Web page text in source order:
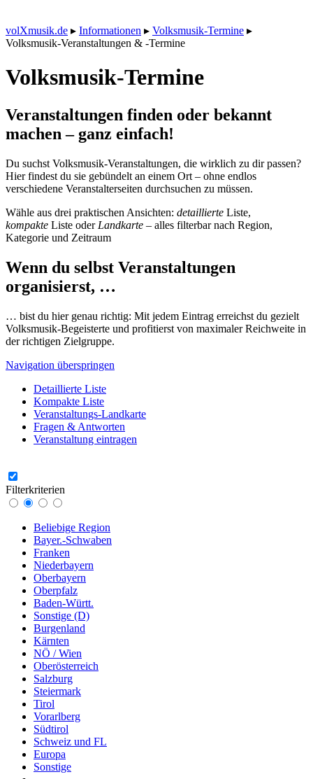
volXmusik.de ▸ Informationen ▸ Volksmusik-Termine ▸
Volksmusik-Veranstaltungen & -Termine
Volksmusik-Termine
Veranstaltungen finden oder bekannt
machen – ganz einfach!
Du suchst Volksmusik-Veranstaltungen, die wirklich zu dir passen?
Hier findest du sie gebündelt an einem Ort – ohne endlos
verschiedene Veranstalterseiten durchsuchen zu müssen.
Wähle aus drei praktischen Ansichten: detaillierte Liste,
kompakte Liste oder Landkarte – alles filterbar nach Region,
Kategorie und Zeitraum
Wenn du selbst Veranstaltungen
organisierst, …
… bist du hier genau richtig: Mit jedem Eintrag erreichst du gezielt
Volksmusik-Begeisterte und profitierst von maximaler Reichweite in
der richtigen Zielgruppe.
Navigation überspringen
Detaillierte Liste
Kompakte Liste
Veranstaltungs-Landkarte
Fragen & Antworten
Veranstaltung eintragen
Filterkriterien
Beliebige Region
Bayer.-Schwaben
Franken
Niederbayern
Oberbayern
Oberpfalz
Baden-Württ.
Sonstige (D)
Burgenland
Kärnten
NÖ / Wien
Oberösterreich
Salzburg
Steiermark
Tirol
Vorarlberg
Südtirol
Schweiz und FL
Europa
Sonstige